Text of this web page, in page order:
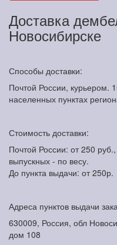
Доставка
Новосибирске
Способы доставки:
Почтой России, курьером.
населенных пунктах
Стоимость доставки:
Почтой России: от 250
выпускных - по весу.
До пункта выдачи: от 250р.
Адреса пунктов выдачи
630009, Россия, обл
дом 108